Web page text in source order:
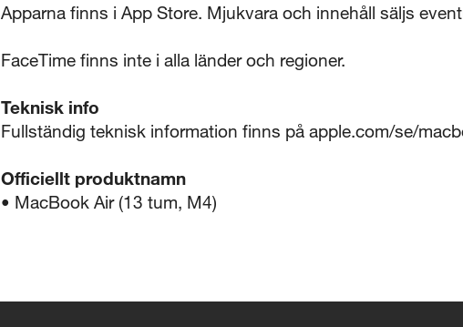
Apparna finns i App Store. Mjukvara och innehåll säljs
FaceTime finns inte i alla länder och regioner.
Teknisk info
Fullständig teknisk information finns på apple.com/se/
Officiellt produktnamn
• MacBook Air (13 tum, M4)